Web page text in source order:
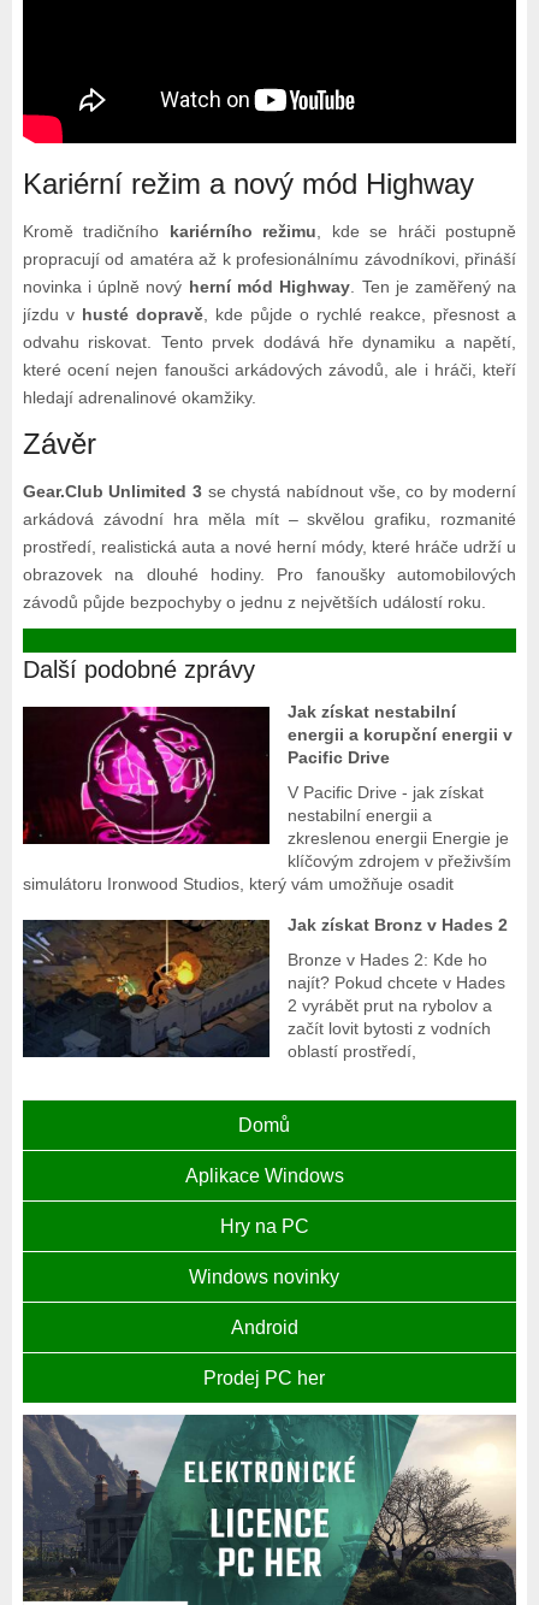
Kariérní režim a nový mód Highway
Kromě tradičního kariérního režimu , kde se hráči postupně
propracují od amatéra až k profesionálnímu závodníkovi, přináší
novinka i úplně nový herní mód Highway . Ten je zaměřený na
jízdu v husté dopravě, kde půjde o rychlé reakce, přesnost a
odvahu riskovat. Tento prvek dodává hře dynamiku a napětí,
které ocení nejen fanoušci arkádových závodů, ale i hráči, kteří
hledají adrenalinové okamžiky.
Závěr
Gear.Club Unlimited 3se chystá nabídnout vše, co by moderní
arkádová závodní hra měla mít – skvělou grafiku, rozmanité
prostředí, realistická auta a nové herní módy, které hráče udrží u
obrazovek na dlouhé hodiny. Pro fanoušky automobilových
závodů půjde bezpochyby o jednu z největších událostí roku.
Další podobné zprávy
Jak získat nestabilní
energii a korupční energii v
Pacific Drive
V Pacific Drive - jak získat
nestabilní energii a
zkreslenou energii Energie je
klíčovým zdrojem v přeživším
simulátoru Ironwood Studios, který vám umožňuje osadit
Jak získat Bronz v Hades 2
Bronze v Hades 2: Kde ho
najít? Pokud chcete v Hades
2 vyrábět prut na rybolov a
začít lovit bytosti z vodních
oblastí prostředí,
Domů
Aplikace Windows
Hry na PC
Windows novinky
Android
Prodej PC her